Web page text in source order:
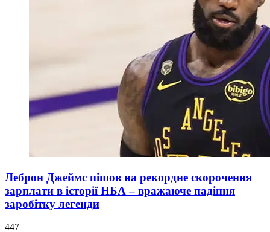
Леброн Джеймс пішов на рекордне скорочення
зарплати в історії НБА – вражаюче падіння
заробітку легенди
447